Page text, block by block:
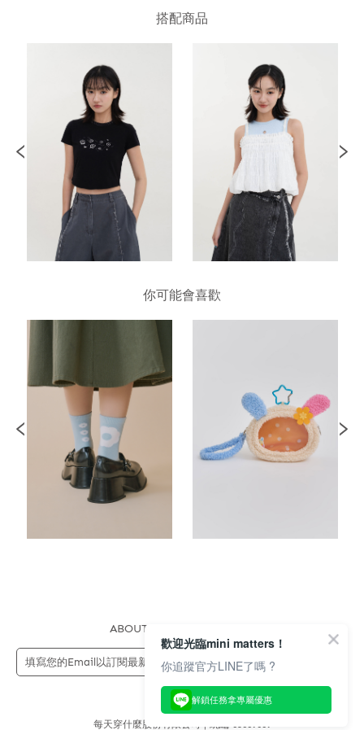
搭配商品
你可能會喜歡
ABOUT US
每天穿什麼股份有限公司 | 統編 83689089
歡迎光臨mini matters！
你追蹤官方LINE了嗎 ?
解鎖任務拿專屬優惠